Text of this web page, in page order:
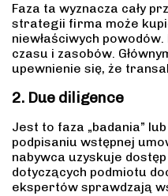
Faza ta wyznacza cały
strategii firma może
niewłaściwych
czasu i zasobów.
upewnienie się, że
2. Due diligence
Jest to faza „badania”
podpisaniu wstępnej
nabywca uzyskuje
dotyczących podmiotu
ekspertów sprawdzają